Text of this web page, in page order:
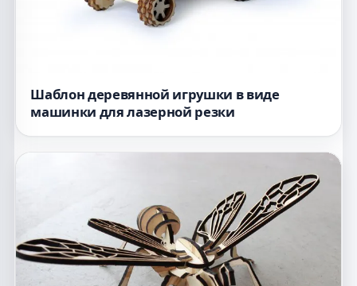
Шаблон деревянной игрушки в виде
машинки для лазерной резки